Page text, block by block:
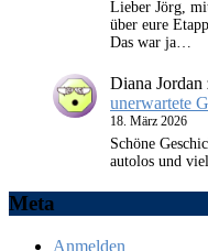
Lieber Jörg,
über eure
Das war ja…
Diana Jordan
unerwartete
18. März 2026
Schöne
autolos und
Meta
Anmelden